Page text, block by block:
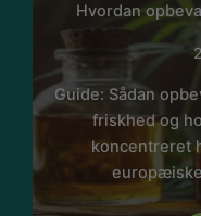
Hvordan
Guide: Sådan
friskhed og
koncentreret